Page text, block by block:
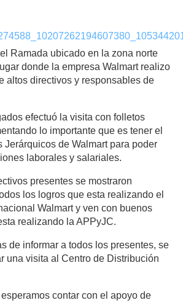
Ramada ubicado en la zona norte
donde la empresa Walmart realizo
altos directivos y responsables de
efectuó la visita con folletos
lo importante que es tener el
Jerárquicos de Walmart para poder
laborales y salariales.
presentes se mostraron
los logros que esta realizando el
Walmart y ven con buenos
realizando la APPyJC.
de informar a todos los presentes, se
una visita al Centro de Distribución
contar con el apoyo de